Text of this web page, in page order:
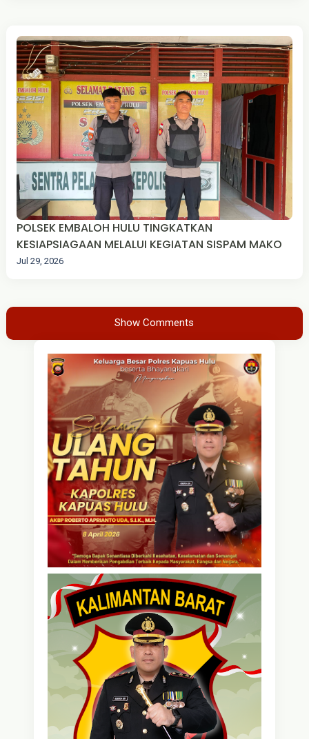
POLSEK EMBALOH HULU TINGKATKAN
KESIAPSIAGAAN MELALUI KEGIATAN SISPAM MAKO
Jul 29, 2026
Show Comments